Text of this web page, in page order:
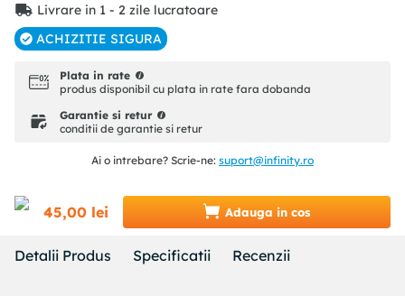
Livrare in 1 - 2 zile lucratoare
ACHIZITIE SIGURA
Plata in rate
produs disponibil cu plata in rate fara dobanda
Garantie si retur
conditii de garantie si retur
Ai o intrebare? Scrie-ne: suport@infinity.ro
45,00 lei Adauga in cos
Detalii Produs Specificatii Recenzii